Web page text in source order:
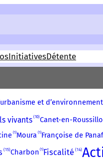
InitiativesDétente
et d’environnement
vivants 10 Canet-en-
1 Moura 1 Françoise de
15 Charbon 1 Fiscalité 14